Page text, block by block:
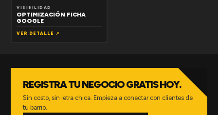
VISIBILIDAD
OPTIMIZACIÓN FICHA
GOOGLE
VER DETALLE ↗
REGISTRA TU NEGOCIO GRATIS HOY.
Sin costo, sin letra chica. Empieza a conectar con clientes de
tu barrio.